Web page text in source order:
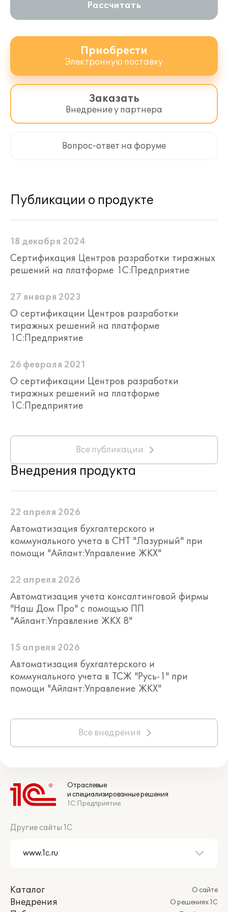
работе с ними, стоимость и порядок
подключения представлены на портале
При возникновении вопросов у
партнеров и пользователей по
поддержке конфигурации
"Айлант:Управление ЖКХ" рекомендуем
обратиться по контактным данным в
ООО ВЦ "Айлант"https://ailant.com.ru/.
Дополнительные условия техподдержки
по продуктам "Айлант:Управление ЖКХ"
пользователи могут обращаться к
партнерам-франчайзи фирмы "1С" в
своём регионе. Список партнеров
публикуется насайте фирмы "1С".
Рассчитать
Приобрести
Электронную поставку
Заказать
Внедрение у партнера
Вопрос-ответ на форуме
Публикации о продукте
18 декабря 2024
Сертификация Центров разработки тиражных
решений на платформе 1С:Предприятие
27 января 2023
О сертификации Центров разработки
тиражных решений на платформе
1С:Предприятие
26 февраля 2021
О сертификации Центров разработки
тиражных решений на платформе
1С:Предприятие
Все публикации
Внедрения продукта
22 апреля 2026
Автоматизация бухгалтерского и
коммунального учета в СНТ "Лазурный" при
помощи "Айлант:Управление ЖКХ"
22 апреля 2026
Автоматизация учета консалтинговой фирмы
"Наш Дом Про" с помощью ПП
"Айлант:Управление ЖКХ 8"
15 апреля 2026
Автоматизация бухгалтерского и
коммунального учета в ТСЖ "Русь-1" при
помощи "Айлант:Управление ЖКХ"
Все внедрения
Отраслевые
и специализированные решения
1С:Предприятие
Другие сайты 1С
Каталог
Внедрения
О сайте
О решениях 1С